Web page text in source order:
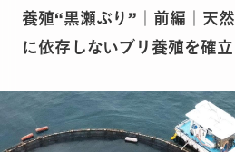
養殖“黒瀬ぶり”｜前編｜天
に依存しないブリ養殖を確立